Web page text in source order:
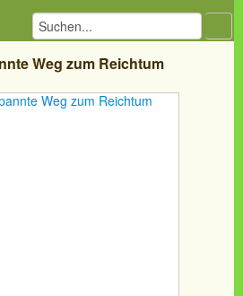
Weg zum Reichtum